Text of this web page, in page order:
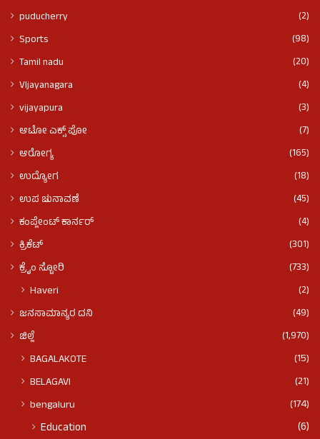
puducherry
(2)
Sports
(98)
Tamil nadu
(20)
VIjayanagara
(4)
vijayapura
(3)
ಆಟೋ ಎಕ್ಸ್ ಪೋ
(7)
ಆರೋಗ್ಯ
(165)
ಉದ್ಯೋಗ
(18)
ಉಪ ಚುನಾವಣೆ
(45)
ಕಂಪ್ಲೇಂಟ್ ಕಾರ್ನರ್
(4)
ಕ್ರಿಕೆಟ್
(301)
ಕ್ರೈಂ ಸ್ಟೋರಿ
(733)
Haveri (2)
ಜನಸಾಮಾನ್ಯರ ದನಿ
(49)
ಜಿಲ್ಲೆ
(1,970)
BAGALAKOTE
(15)
BELAGAVI
(21)
bengaluru
(174)
Education (6)